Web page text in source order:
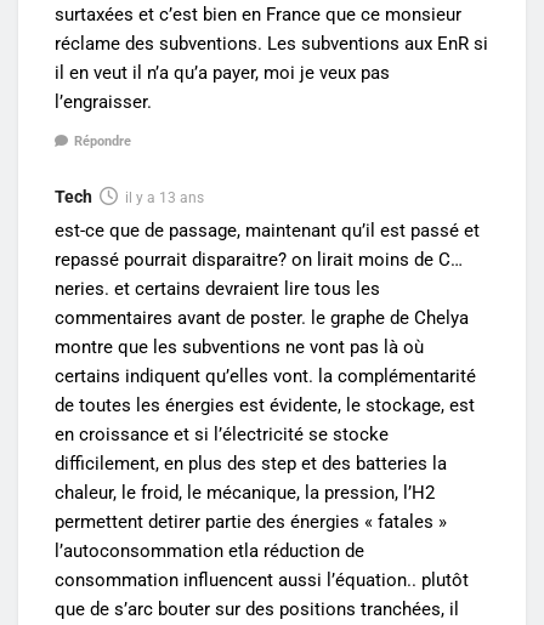
surtaxées et c’est bien en France que ce monsieur
réclame des subventions. Les subventions aux EnR si
il en veut il n’a qu’a payer, moi je veux pas
l’engraisser.
Répondre
Tech il y a 13 ans
est-ce que de passage, maintenant qu’il est passé et
repassé pourrait disparaitre? on lirait moins de C…
neries. et certains devraient lire tous les
commentaires avant de poster. le graphe de Chelya
montre que les subventions ne vont pas là où
certains indiquent qu’elles vont. la complémentarité
de toutes les énergies est évidente, le stockage, est
en croissance et si l’électricité se stocke
difficilement, en plus des step et des batteries la
chaleur, le froid, le mécanique, la pression, l’H2
permettent detirer partie des énergies « fatales »
l’autoconsommation etla réduction de
consommation influencent aussi l’équation.. plutôt
que de s’arc bouter sur des positions tranchées, il